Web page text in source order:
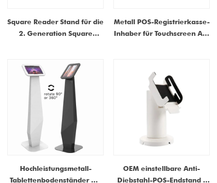
Square Reader Stand für die
2. Generation Square
Anschluss
Metall POS-Registrierkasse-
Inhaber für Touchscreen All-
Hochleistungsmetall-
Tablettenbodenständer mit
OEM einstellbare Anti-
Diebstahl-POS-Endstand |